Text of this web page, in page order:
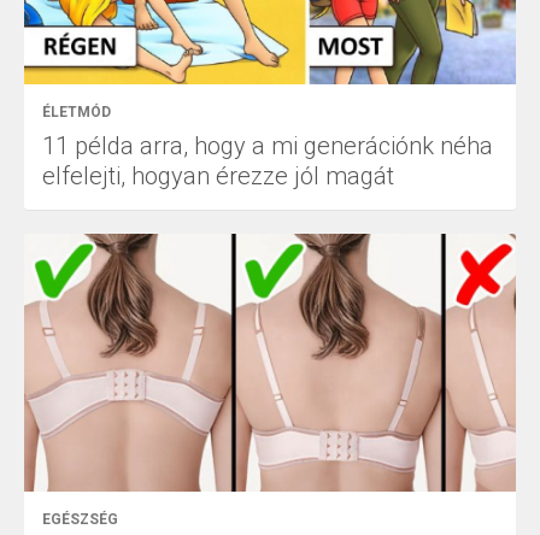
ÉLETMÓD
11 példa arra, hogy a mi generációnk néha
elfelejti, hogyan érezze jól magát
EGÉSZSÉG